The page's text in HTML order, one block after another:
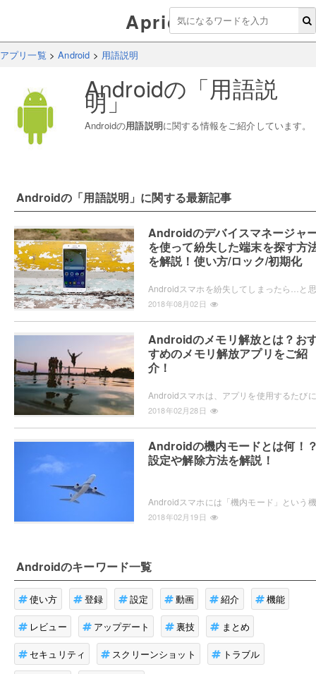
Aprico
アプリ一覧 >Android > 用語説明
Androidの「用語説
明」
Androidの用語説明に関する情報をご紹介しています。
Androidの「用語説明 」に関する最新記事
Androidのデバイスマネージャ
を使って紛失した端末を探す方
を解説！使い方/ロック/初期化
2018年08月02日
Androidのメモリ解放とは？お
すめのメモリ解放アプリをご紹
介！
2018年02月28日
Androidの機内モードとは何！
設定や解除方法を解説！
2018年02月19日
Androidのキーワード一覧
使い方 登録 設定 動画 紹介 機能
レビュー アップデート 裏技 まとめ
セキュリティ スクリーンショット トラブル